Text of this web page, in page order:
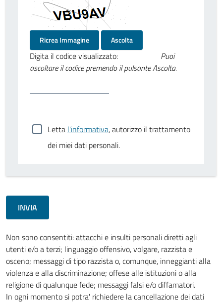
Ricrea Immagine Ascolta
Digita il codice visualizzato:
Puoi
ascoltare il codice premendo il pulsante Ascolta.
Letta l'informativa, autorizzo il trattamento
dei miei dati personali.
Non sono consentiti: attacchi e insulti personali diretti agli
utenti e/o a terzi; linguaggio offensivo, volgare, razzista e
osceno; messaggi di tipo razzista o, comunque, inneggianti alla
violenza e alla discriminazione; offese alle istituzioni o alla
religione di qualunque fede; messaggi falsi e/o diffamatori.
In ogni momento si potra' richiedere la cancellazione dei dati